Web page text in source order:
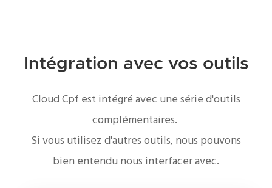
Intégration avec vos outils
Cloud Cpf est intégré avec une série d'outils
complémentaires.
Si vous utilisez d'autres outils, nous pouvons
bien entendu nous interfacer avec.